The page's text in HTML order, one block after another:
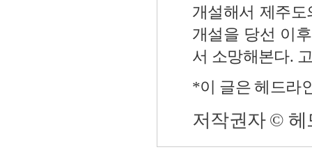
개설해서 제주
개설을 당선 이
서 소망해본다.
*이 글은 헤드라
저작권자 ©